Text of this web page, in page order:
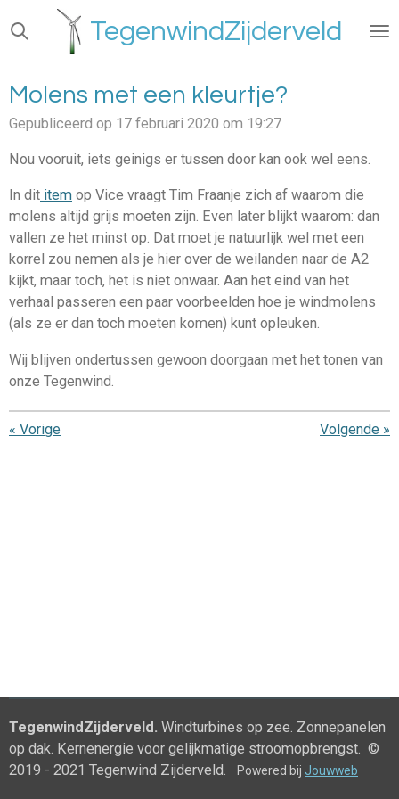
Ga
direct
de
hoofdinhoud
TegenwindZijderveld
Molens met een kleurtje?
Gepubliceerd op 17 februari 2020 om 19:27
Nou vooruit, iets geinigs er tussen door kan ook wel eens.
In dit item op Vice vraagt Tim Fraanje zich af waarom die
molens altijd grijs moeten zijn. Even later blijkt waarom: dan
vallen ze het minst op. Dat moet je natuurlijk wel met een
korrel zou nemen als je hier over de weilanden naar de A2
kijkt, maar toch, het is niet onwaar. Aan het eind van het
verhaal passeren een paar voorbeelden hoe je windmolens
(als ze er dan toch moeten komen) kunt opleuken.
Wij blijven ondertussen gewoon doorgaan met het tonen van
onze Tegenwind.
« Vorige Volgende »
TegenwindZijderveld. Windturbines op zee. Zonnepanelen
op dak. Kernenergie voor gelijkmatige stroomopbrengst. ©
2019 - 2021 Tegenwind Zijderveld.
Powered bij Jouwweb